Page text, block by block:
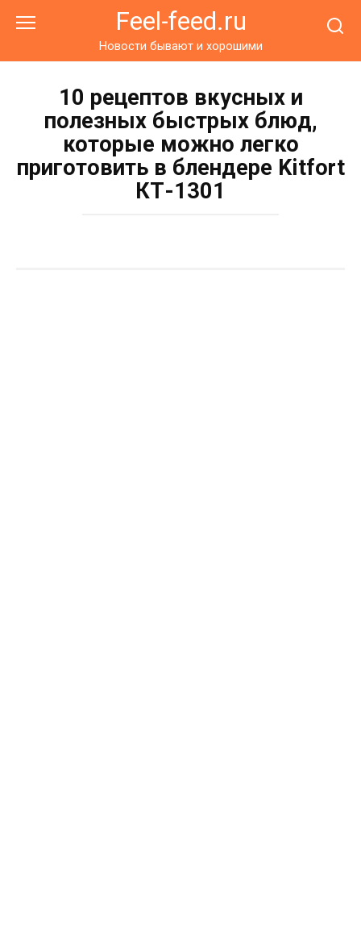
Feel-feed.ru
Новости бывают и хорошими
10 рецептов вкусных и
полезных быстрых блюд,
которые можно легко
приготовить в блендере Kitfort
КТ-1301